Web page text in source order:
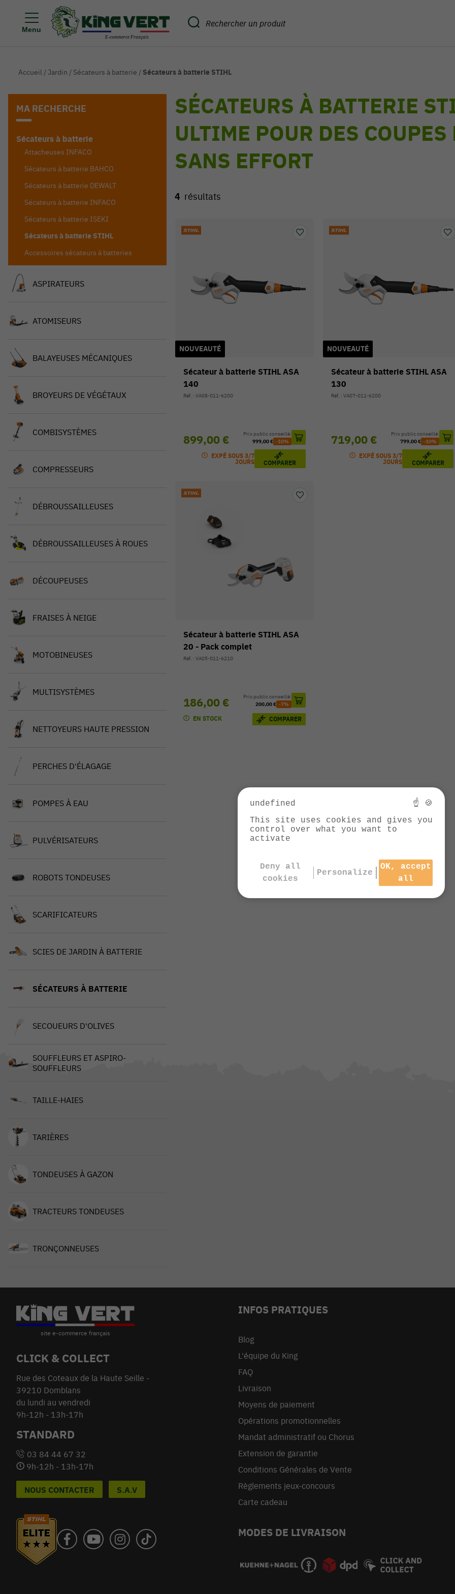
Menu
Accueil / Jardin / Sécateurs à batterie / Sécateurs à batterie STIHL
MA RECHERCHE
Sécateurs à batterie
Attacheuses INFACO
Sécateurs à batterie BAHCO
Sécateurs à batterie DEWALT
Sécateurs à batterie INFACO
Sécateurs à batterie ISEKI
Sécateurs à batterie STIHL
Accessoires sécateurs à batteries
ASPIRATEURS
ATOMISEURS
BALAYEUSES MÉCANIQUES
BROYEURS DE VÉGÉTAUX
COMBISYSTÈMES
COMPRESSEURS
DÉBROUSSAILLEUSES
DÉBROUSSAILLEUSES À ROUES
DÉCOUPEUSES
FRAISES À NEIGE
MOTOBINEUSES
MULTISYSTÈMES
NETTOYEURS HAUTE PRESSION
PERCHES D'ÉLAGAGE
POMPES À EAU
PULVÉRISATEURS
ROBOTS TONDEUSES
SCARIFICATEURS
SCIES DE JARDIN À BATTERIE
SÉCATEURS À BATTERIE
SECOUEURS D'OLIVES
SOUFFLEURS ET ASPIRO-
SOUFFLEURS
TAILLE-HAIES
TARIÈRES
TONDEUSES À GAZON
TRACTEURS TONDEUSES
TRONÇONNEUSES
SÉCATEURS À BATTERIE
ULTIME POUR DES
SANS EFFORT
4 résultats
NOUVEAUTÉ
Sécateur à batterie STIHL ASA
140
Réf. : VA08-011-6200
899,00 €
Prix public conseillé:
999,00 € -10%
EXPÉ SOUS 3/7
JOURS
COMPARER
NOUVEAUTÉ
Sécateur à batterie STIHL ASA
130
Réf. : VA07-011-6200
719,00 €
Prix public conseillé:
799,00 € -10%
EXPÉ SOUS 3/7
JOURS
COMPARER
Sécateur à batterie STIHL ASA
20 - Pack complet
Réf. : VA05-011-6210
186,00 €
Prix public conseillé:
200,00 € -7%
EN STOCK COMPARER
CLICK & COLLECT
Rue des Coteaux de la Haute Seille -
39210 Domblans
du lundi au vendredi
9h-12h - 13h-17h
STANDARD
03 84 44 67 32
9h-12h - 13h-17h
NOUS CONTACTER S.A.V
INFOS PRATIQUES
Blog
L'équipe du King
FAQ
Livraison
Moyens de paiement
Opérations promotionnelles
Mandat administratif ou Chorus
Extension de garantie
Conditions Générales de Vente
Règlements jeux-concours
Carte cadeau
MODES DE LIVRAISON
undefined
☝ 🍪
This site uses cookies and gives you
control over what you want to
activate
Deny all
cookies
Personalize
OK, accept
all